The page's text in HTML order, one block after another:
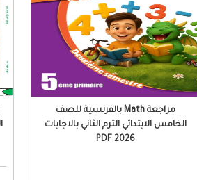
مراجعة Math بالفرنسية للصف
الخامس الابتدائي الترم الثاني بالاجابات
2026 PDF